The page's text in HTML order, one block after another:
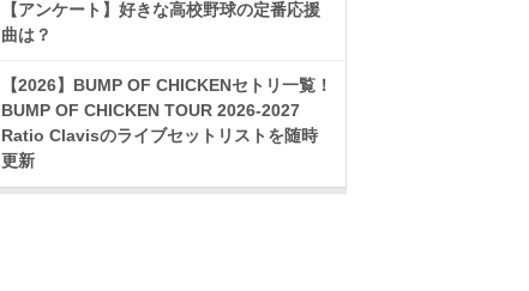
【アンケート】好きな高校野球の定番応援
曲は？
【2026】BUMP OF CHICKENセトリ一覧！
BUMP OF CHICKEN TOUR 2026-2027
Ratio Clavisのライブセットリストを随時
更新